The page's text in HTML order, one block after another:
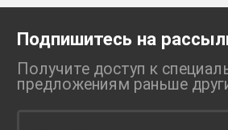
Подпишитесь на
Получите доступ к
предложениям раньше